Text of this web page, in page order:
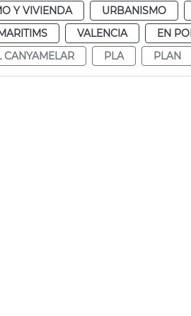
Y VIVIENDA URBANISMO
VALENCIA EN
CANYAMELAR
PLA PLAN